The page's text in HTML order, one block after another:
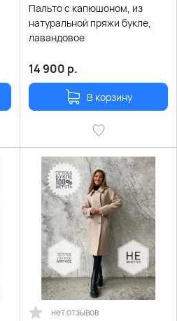
Пальто с капюшоном, из
натуральной пряжи букле,
лавандовое
14 900 р.
В корзину
нет отзывов